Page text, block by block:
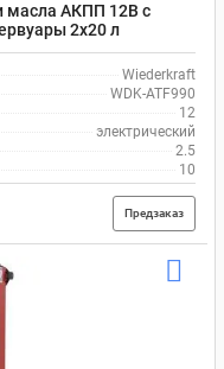
масла АКПП 12В с
2x20 л
Wiederkraft
WDK-ATF990
12
электрический
2.5
10
Предзаказ